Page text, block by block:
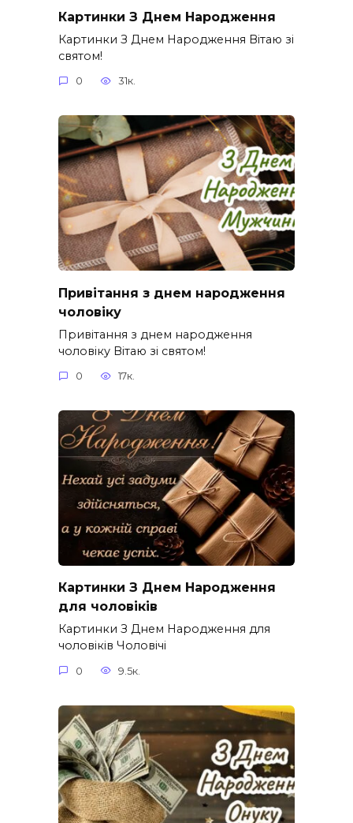
Картинки З Днем Народження
Картинки З Днем Народження Вітаю зі
святом!
0 31к.
Привітання з днем народження
чоловіку
Привітання з днем народження
чоловіку Вітаю зі святом!
0 17к.
Картинки З Днем Народження
для чоловіків​
Картинки З Днем Народження для
чоловіків​ Чоловічі
0 9.5к.